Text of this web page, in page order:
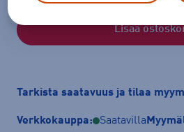
Lisää
Tarkista saatavuus ja tilaa
Verkkokauppa: Saatavilla